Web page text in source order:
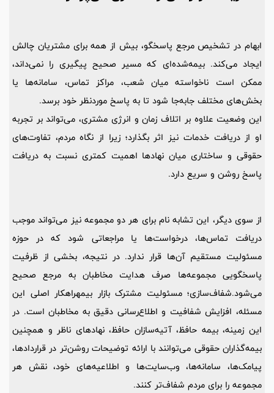
ابهام در تشخیص مرجع پاسخگو، بیش از همه برای مشتریان چالش
ایجاد می‌کند. بیمه‌شده‌ای که مسیر صحیح پیگیری را نمی‌داند،
ممکن است ناخواسته میان شعب، مراکز تماس، سامانه‌ها یا
بخش‌های مختلف جابه‌جا شود تا به پاسخ موردنظر خود برسد.
این وضعیت علاوه بر اتلاف زمان و انرژی مشتری، می‌تواند بر تجربه
او از دریافت خدمات نیز اثر بگذارد؛ زیرا از نگاه مردم، تفاوت‌های
حقوقی و ساختاری میان نهادها اهمیت کمتری نسبت به دریافت
پاسخ روشن و سریع دارد.
از سوی دیگر، این تشابه نام برای هر دو مجموعه نیز می‌تواند موجب
دریافت تماس‌ها، درخواست‌ها یا مراجعاتی شود که در حوزه
مسئولیت مستقیم آن‌ها قرار ندارد. در نتیجه، بخشی از ظرفیت
پاسخگویی مجموعه‌ها صرف هدایت مخاطبان به مرجع صحیح
می‌شود.شفاف‌سازی؛ مسئولیت مشترک بازار بیمهراهکار اصلی این
مسئله، افزایش شفافیت و اطلاع‌رسانی دقیق به مخاطبان است. در
این زمینه، بیمه حافظ، آتیه‌سازان حافظ، نهادهای ناظر و همچنین
بیمه‌گذاران حقوقی می‌توانند با ارائه توضیحات روشن‌تر در قراردادها،
پیامک‌ها، سامانه‌ها، وب‌سایت‌ها و اطلاعیه‌های خود، نقش هر
مجموعه را برای مردم شفاف‌تر کنند.